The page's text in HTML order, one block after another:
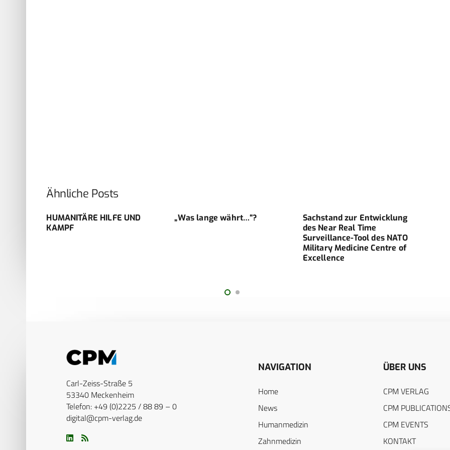
Ähnliche Posts
HUMANITÄRE HILFE UND
KAMPF
„Was lange währt…“?
Sachstand zur Entwicklung
des Near Real Time
Surveillance-Tool des NATO
Military Medicine Centre of
Excellence
Carl-Zeiss-Straße 5
53340 Meckenheim
Telefon: +49 (0)2225 / 88 89 – 0
digital@cpm-verlag.de
NAVIGATION
Home
News
Humanmedizin
Zahnmedizin
ÜBER UNS
CPM VERLAG
CPM
CPM EVENTS
KONTAKT